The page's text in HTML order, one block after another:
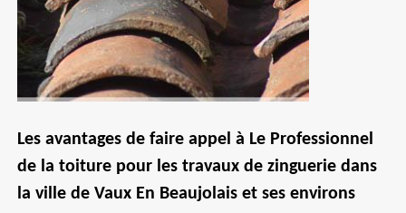
Les avantages de faire appel à Le Professionnel
de la toiture pour les travaux de zinguerie dans
la ville de Vaux En Beaujolais et ses environs